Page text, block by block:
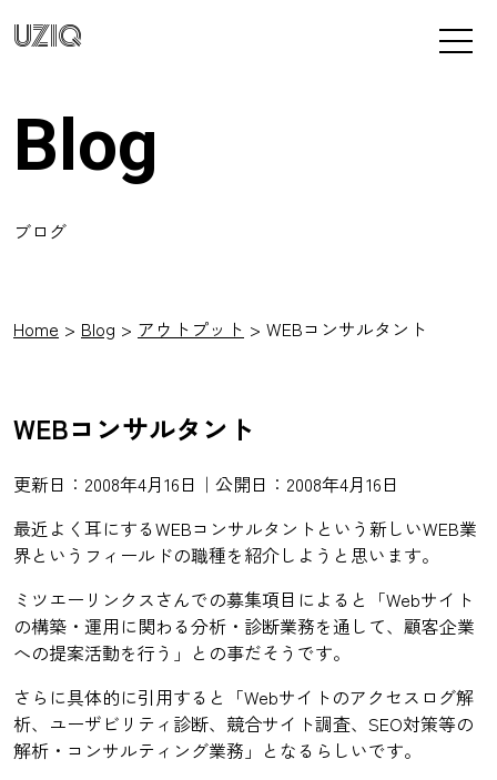
UZIQ
Blog
ブログ
Home Blog アウトプット WEBコンサルタント
WEBコンサルタント
更新日：2008年4月16日｜公開日：2008年4月16日
最近よく耳にするWEBコンサルタントという新しいWEB業
界というフィールドの職種を紹介しようと思います。
ミツエーリンクスさんでの募集項目によると「Webサイト
の構築・運用に関わる分析・診断業務を通して、顧客企業
への提案活動を行う」との事だそうです。
さらに具体的に引用すると「Webサイトのアクセスログ解
析、ユーザビリティ診断、競合サイト調査、SEO対策等の
解析・コンサルティング業務」となるらしいです。